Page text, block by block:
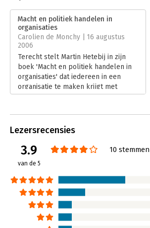
Verschijningsdatum:
3-3-2011
Hoofdrubriek: Organisatiekunde
Macht en politiek handelen in
organisaties
Carolien de Monchy | 16 augustus
2006
Terecht stelt Martin Hetebij in zijn
boek 'Macht en politiek handelen in
organisaties' dat iedereen in een
organisatie te maken krijgt met
macht en politiek wanneer je de
wie wil dit nou niet? Wie heeft geen
anderen nodig om zijn of haar werk
ervaring hoe lastig het soms is om in
de flexibele en platte organisaties
van vandaag je projecten of
opdrachten te realiseren.
Lees verder
Lezersrecensies
3.9
van de 5
10 stemmen